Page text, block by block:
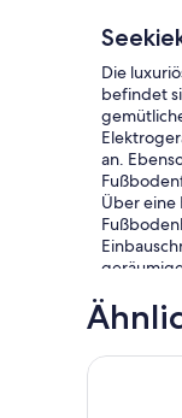
Die
befindet
an.
Über eine
Fenstern
Das
Zeit am